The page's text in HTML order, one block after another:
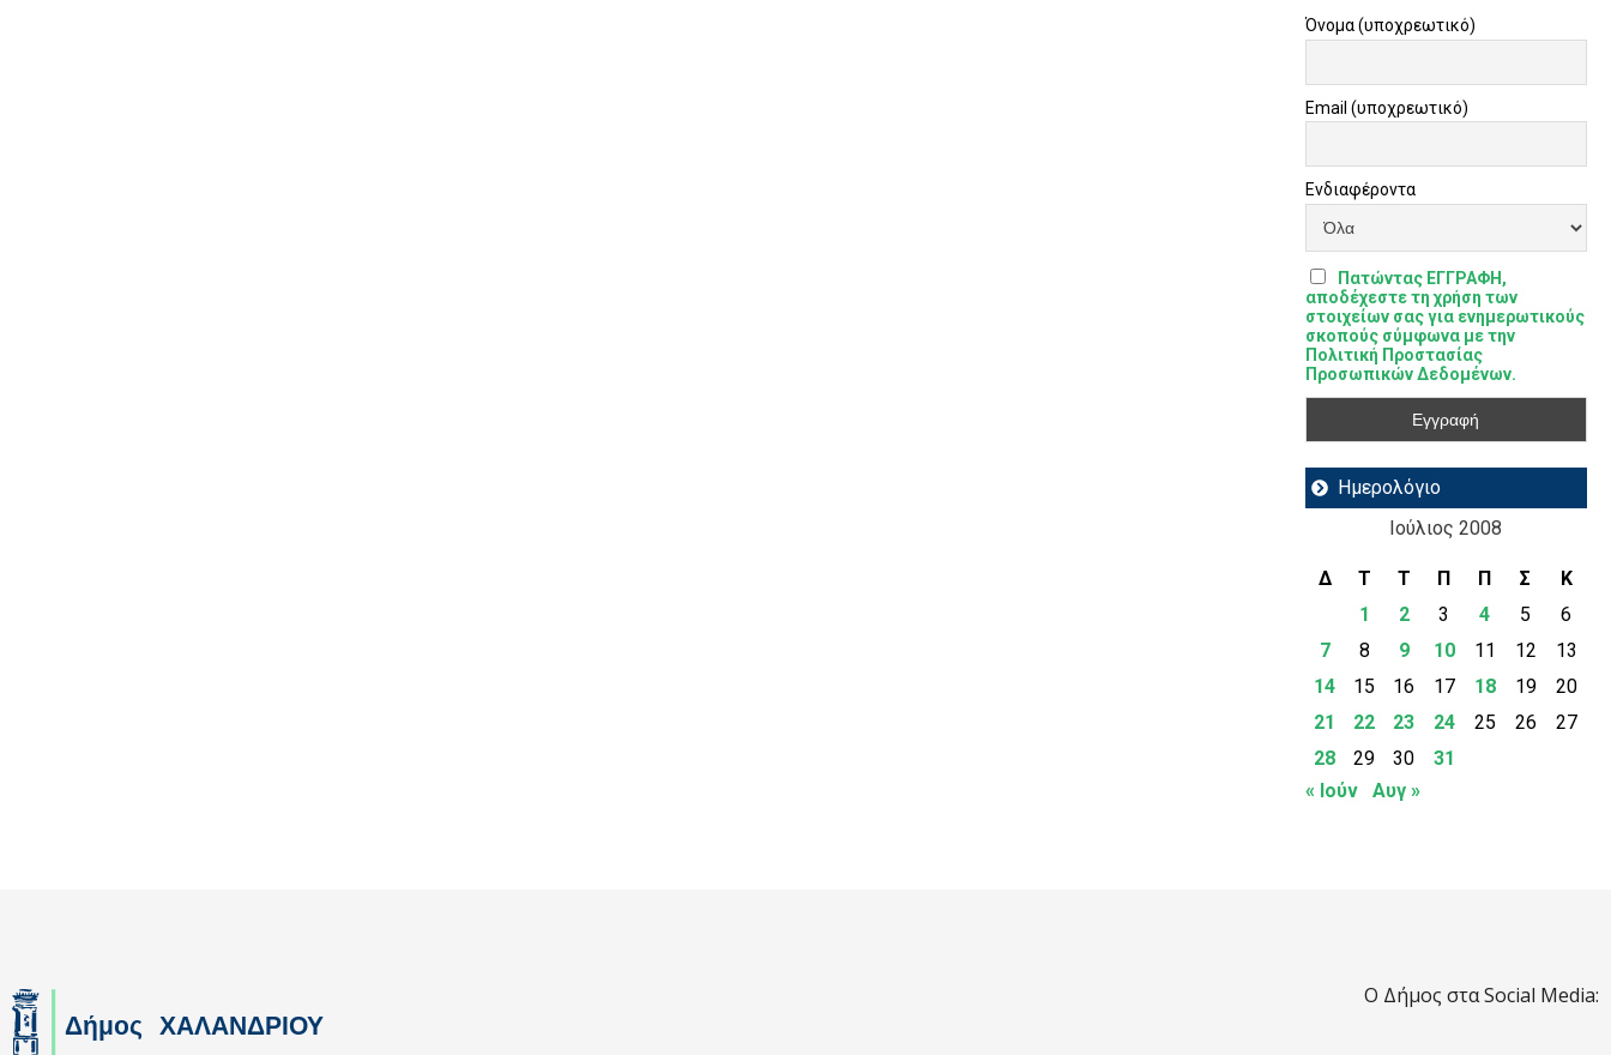
Όνομα (υποχρεωτικό)
Email (υποχρεωτικό)
Ενδιαφέροντα
Πατώντας ΕΓΓΡΑΦΗ,
αποδέχεστε τη χρήση των
στοιχείων σας για ενημερωτικούς
σκοπούς σύμφωνα με την
Πολιτική Προστασίας
Προσωπικών Δεδομένων.
Ημερολόγιο
Ιούλιος 2008
Δ Τ Τ Π Π Σ
Κ
1
2 3 4 5
6
7
8 9 10 11 12
13
14
15 16 17 18 19
20
21
22 23 24 25 26
27
28
29 30
31
« Ιούν
Αυγ »
Ο Δήμος στα Social Media: